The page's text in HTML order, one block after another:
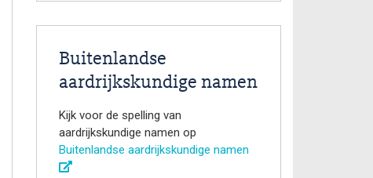
Buitenlandse
aardrijkskundige namen
Kijk voor de spelling van
aardrijkskundige namen op
Buitenlandse aardrijkskundige namen